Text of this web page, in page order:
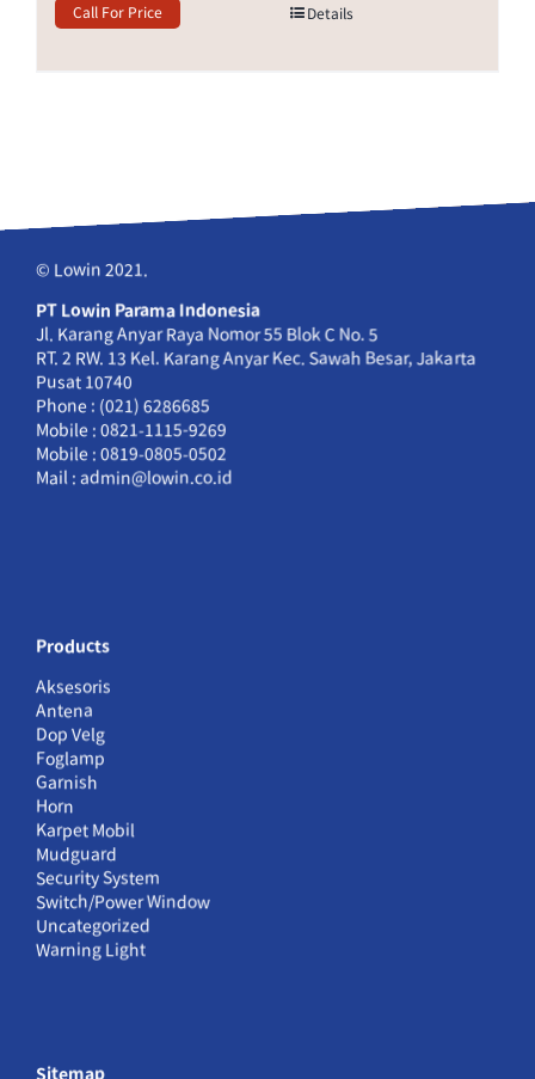
Call For Price Details
© Lowin 2021.
PT Lowin Parama Indonesia
Jl. Karang Anyar Raya Nomor 55 Blok C No. 5
RT. 2 RW. 13 Kel. Karang Anyar Kec. Sawah Besar, Jakarta
Pusat 10740
Phone : (021) 6286685
Mobile : 0821-1115-9269
Mobile : 0819-0805-0502
Mail : admin@lowin.co.id
Products
Aksesoris
Antena
Dop Velg
Foglamp
Garnish
Horn
Karpet Mobil
Mudguard
Security System
Switch/Power Window
Uncategorized
Warning Light
Sitemap